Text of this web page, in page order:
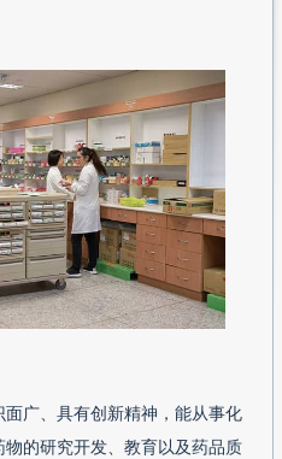
广、具有创新精神，能从事化
的研究开发、教育以及药品质